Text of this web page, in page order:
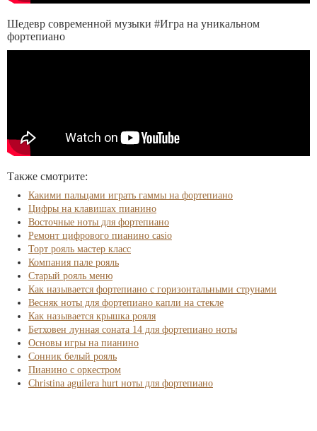
Шедевр современной музыки #Игра на уникальном
фортепиано
Также смотрите:
Какими пальцами играть гаммы на фортепиано
Цифры на клавишах пианино
Восточные ноты для фортепиано
Ремонт цифрового пианино casio
Торт рояль мастер класс
Компания пале рояль
Старый рояль меню
Как называется фортепиано с горизонтальными струнами
Весняк ноты для фортепиано капли на стекле
Как называется крышка рояля
Бетховен лунная соната 14 для фортепиано ноты
Основы игры на пианино
Сонник белый рояль
Пианино с оркестром
Christina aguilera hurt ноты для фортепиано